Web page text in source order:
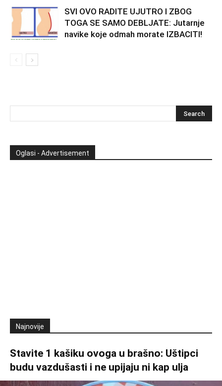
SVI OVO RADITE UJUTRO I ZBOG
TOGA SE SAMO DEBLJATE: Jutarnje
navike koje odmah morate IZBACITI!
Oglasi - Advertisement
Najnovije
Stavite 1 kašiku ovoga u brašno: Uštipci
budu vazdušasti i ne upijaju ni kap ulja